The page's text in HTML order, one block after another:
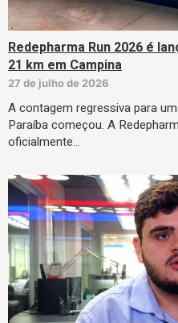
Redepharma Run 2026 é
21 km em Campina
27 de julho de 2026
A contagem regressiva para
Paraíba começou. A
oficialmente…